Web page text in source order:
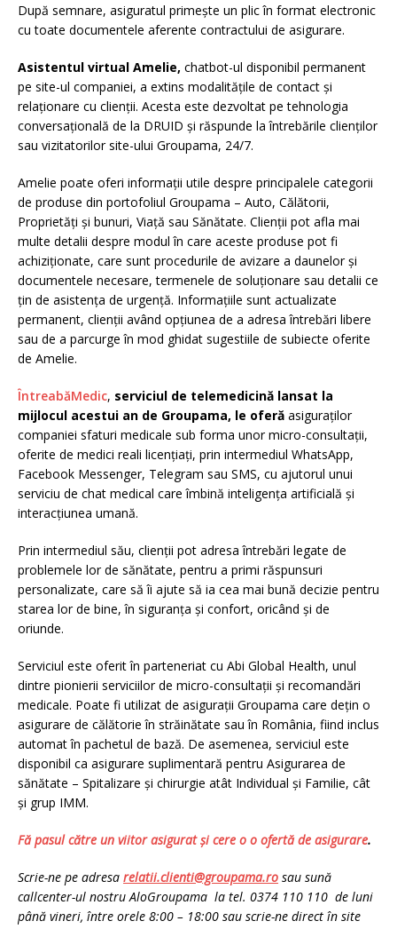
După semnare, asiguratul primește un plic în format electronic
cu toate documentele aferente contractului de asigurare.
Asistentul virtual Amelie, chatbot-ul disponibil permanent
pe site-ul companiei, a extins modalitățile de contact și
relaționare cu clienții. Acesta este dezvoltat pe tehnologia
conversațională de la DRUID și răspunde la întrebările clienților
sau vizitatorilor site-ului Groupama, 24/7.
Amelie poate oferi informații utile despre principalele categorii
de produse din portofoliul Groupama – Auto, Călătorii,
Proprietăți și bunuri, Viață sau Sănătate. Clienții pot afla mai
multe detalii despre modul în care aceste produse pot fi
achiziționate, care sunt procedurile de avizare a daunelor și
documentele necesare, termenele de soluționare sau detalii ce
țin de asistența de urgență. Informațiile sunt actualizate
permanent, clienții având opțiunea de a adresa întrebări libere
sau de a parcurge în mod ghidat sugestiile de subiecte oferite
de Amelie.
ÎntreabăMedic, serviciul de telemedicină lansat la
mijlocul acestui an de Groupama, le oferă asiguraților
companiei sfaturi medicale sub forma unor micro-consultații,
oferite de medici reali licențiați, prin intermediul WhatsApp,
Facebook Messenger, Telegram sau SMS, cu ajutorul unui
serviciu de chat medical care îmbină inteligența artificială și
interacțiunea umană.
Prin intermediul său, clienții pot adresa întrebări legate de
problemele lor de sănătate, pentru a primi răspunsuri
personalizate, care să îi ajute să ia cea mai bună decizie pentru
starea lor de bine, în siguranța și confort, oricând și de
oriunde.
Serviciul este oferit în parteneriat cu Abi Global Health, unul
dintre pionierii serviciilor de micro-consultații și recomandări
medicale. Poate fi utilizat de asigurații Groupama care dețin o
asigurare de călătorie în străinătate sau în România, fiind inclus
automat în pachetul de bază. De asemenea, serviciul este
disponibil ca asigurare suplimentară pentru Asigurarea de
sănătate – Spitalizare și chirurgie atât Individual și Familie, cât
și grup IMM.
Fă pasul către un viitor asigurat și cere o o ofertă de asigurare.
Scrie-ne pe adresa relatii.clienti@groupama.ro sau sună
callcenter-ul nostru AloGroupama la tel. 0374 110 110 de luni
până vineri, între orele 8:00 – 18:00 sau scrie-ne direct în site